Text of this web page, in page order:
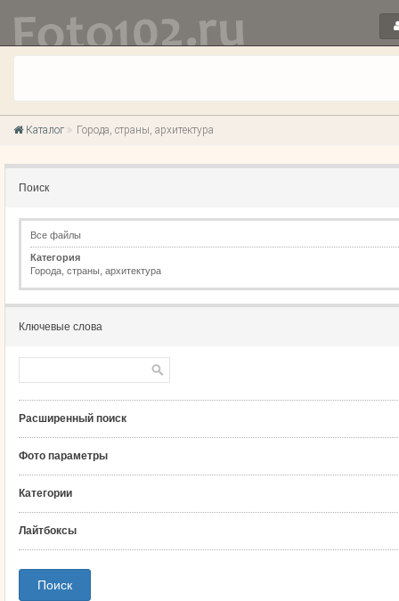
Каталог Города, страны, архитектура
Поиск
Все файлы
Категория
Города, страны, архитектура
Ключевые слова
Расширенный поиск
Фото параметры
Категории
Лайтбоксы